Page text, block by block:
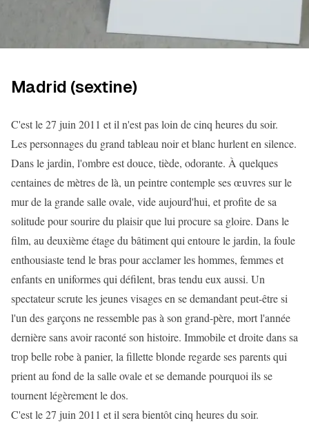
Madrid (sextine)
C'est le 27 juin 2011 et il n'est pas loin de cinq heures du soir.
Les personnages du grand tableau noir et blanc hurlent en silence.
Dans le jardin, l'ombre est douce, tiède, odorante. À quelques
centaines de mètres de là, un peintre contemple ses œuvres sur le
mur de la grande salle ovale, vide aujourd'hui, et profite de sa
solitude pour sourire du plaisir que lui procure sa gloire. Dans le
film, au deuxième étage du bâtiment qui entoure le jardin, la foule
enthousiaste tend le bras pour acclamer les hommes, femmes et
enfants en uniformes qui défilent, bras tendu eux aussi. Un
spectateur scrute les jeunes visages en se demandant peut-être si
l'un des garçons ne ressemble pas à son grand-père, mort l'année
dernière sans avoir raconté son histoire. Immobile et droite dans sa
trop belle robe à panier, la fillette blonde regarde ses parents qui
prient au fond de la salle ovale et se demande pourquoi ils se
tournent légèrement le dos.
C'est le 27 juin 2011 et il sera bientôt cinq heures du soir.